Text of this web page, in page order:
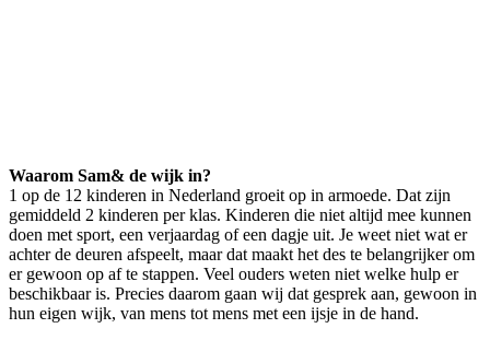
Waarom Sam& de wijk in?
1 op de 12 kinderen in Nederland groeit op in armoede. Dat zijn
gemiddeld 2 kinderen per klas. Kinderen die niet altijd mee kunnen
doen met sport, een verjaardag of een dagje uit. Je weet niet wat er
achter de deuren afspeelt, maar dat maakt het des te belangrijker om
er gewoon op af te stappen. Veel ouders weten niet welke hulp er
beschikbaar is. Precies daarom gaan wij dat gesprek aan, gewoon in
hun eigen wijk, van mens tot mens met een ijsje in de hand.